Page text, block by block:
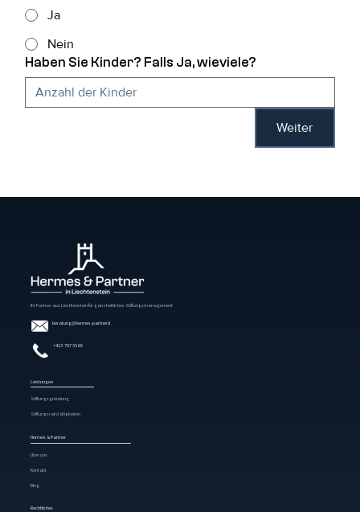
Ja
Nein
Haben Sie Kinder? Falls Ja, wieviele?
Weiter
Ihr Partner aus Liechtenstein für ganzheitliches Stiftungsmanagement
beratung@hermes-partner.li
+423 797 55 66
Leistungen
Stiftungsratstätigkeiten
Stiftungsgründung
Hermes & Partner
Über uns
Kontakt
Blog
Rechtliches